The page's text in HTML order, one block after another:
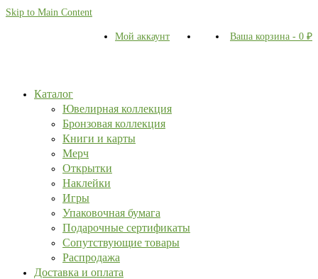
Skip to Main Content
Мой аккаунт Ваша корзина - 0 ₽
Каталог
Ювелирная коллекция
Бронзовая коллекция
Книги и карты
Мерч
Открытки
Наклейки
Игры
Упаковочная бумага
Подарочные сертификаты
Сопутствующие товары
Распродажа
Доставка и оплата